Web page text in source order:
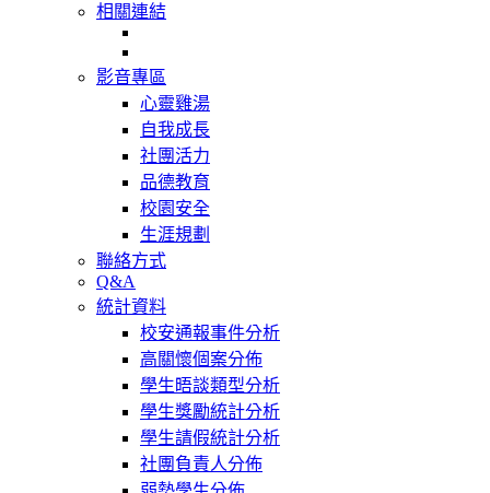
相關連結
影音專區
心靈雞湯
自我成長
社團活力
品德教育
校園安全
生涯規劃
聯絡方式
Q&A
統計資料
校安通報事件分析
高關懷個案分佈
學生晤談類型分析
學生獎勵統計分析
學生請假統計分析
社團負責人分佈